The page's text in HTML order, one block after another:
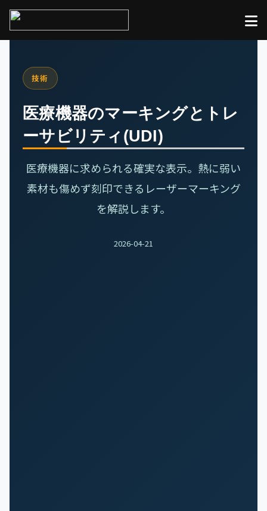
技術
医療機器のマーキングとトレ
ーサビリティ(UDI)
医療機器に求められる確実な表示。熱に弱い
素材も傷めず刻印できるレーザーマーキング
を解説します。
2026-04-21